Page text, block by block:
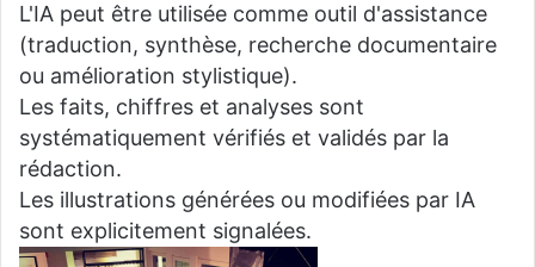
L'IA peut être utilisée comme outil d'assistance
(traduction, synthèse, recherche documentaire
ou amélioration stylistique).
Les faits, chiffres et analyses sont
systématiquement vérifiés et validés par la
rédaction.
Les illustrations générées ou modifiées par IA
sont explicitement signalées.